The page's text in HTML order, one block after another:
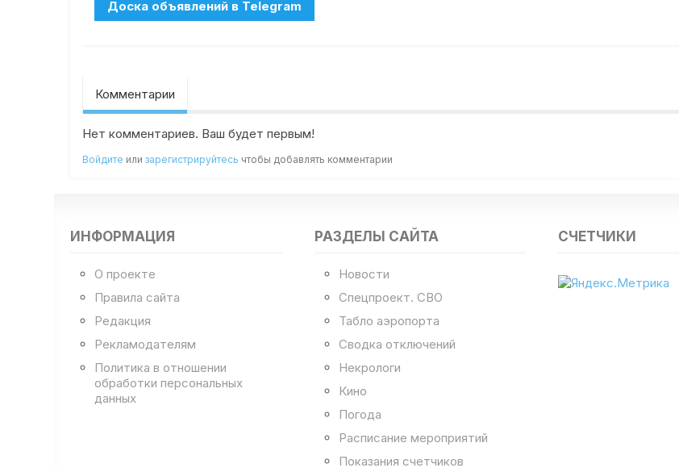
Комментарии
Нет комментариев. Ваш будет первым!
Войдите илизарегистрируйтесь чтобы добавлять комментарии
ИНФОРМАЦИЯ
О проекте
Правила сайта
Редакция
Рекламодателям
Политика в отношении
обработки персональных
данных
РАЗДЕЛЫ САЙТА
Новости
Спецпроект. СВО
Табло аэропорта
Сводка отключений
Некрологи
Кино
Погода
Расписание мероприятий
Показания счетчиков
СЧЕТЧИКИ